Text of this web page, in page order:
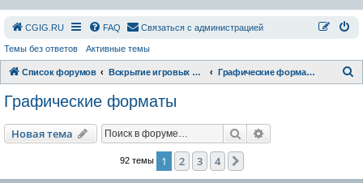
СGIG.RU FAQ Связаться с администрацией
Темы без ответов Активные темы
Список форумов Вскрытие игровых ресурсов Графические форматы
Графические форматы
Новая тема Поиск
92 темы 1 2 3 4